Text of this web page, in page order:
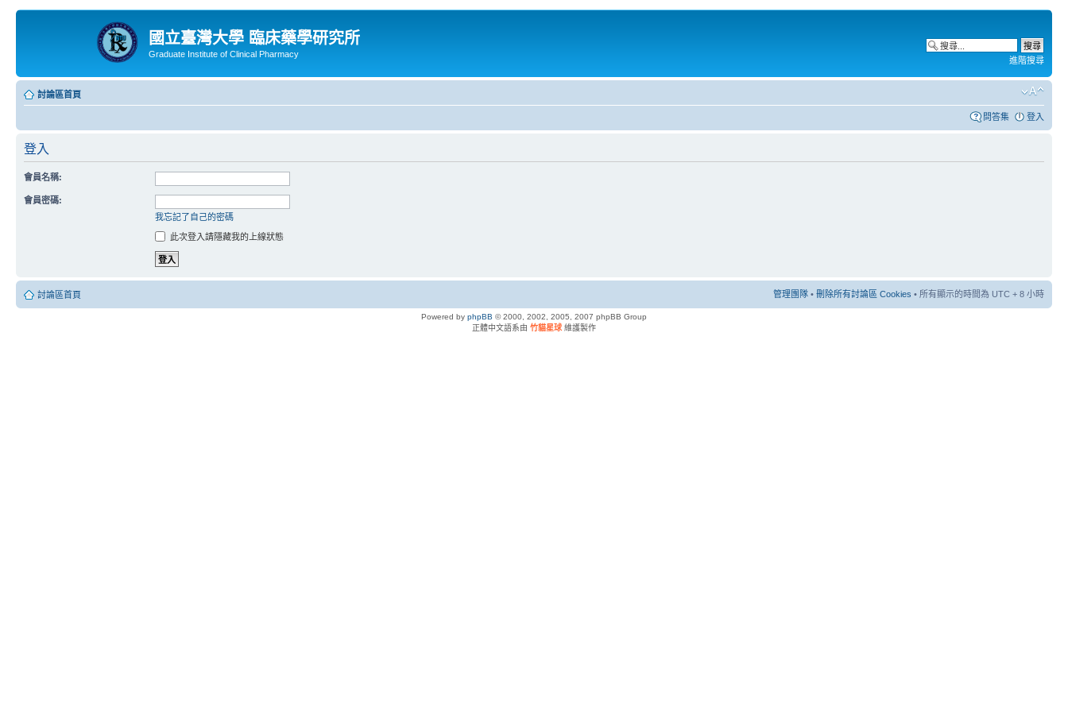
國立臺灣大學 臨床藥學研究所
Graduate Institute of Clinical Pharmacy
進階搜尋
討論區首頁
問答集 登入
登入
會員名稱:
會員密碼:
我忘記了自己的密碼
此次登入請隱藏我的上線狀態
討論區首頁 管理團隊 • 刪除所有討論區 Cookies • 所有顯示的時間為 UTC + 8 小時
Powered by phpBB © 2000, 2002, 2005, 2007 phpBB Group
正體中文語系由 竹貓星球 維護製作